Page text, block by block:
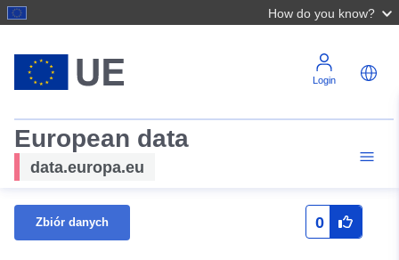
How do you know?
Login
European data
data.europa.eu
Zbiór danych 0